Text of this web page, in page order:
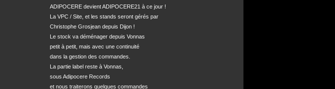
ADIPOCERE devient ADIPOCERE21 à ce jour !
La VPC / Site, et les stands seront gérés par
Christophe Grosjean depuis Dijon !
Le stock va déménager depuis Vonnas
petit à petit, mais avec une continuité
dans la gestion des commandes.
La partie label reste à Vonnas,
sous Adipocere Records
et nous traiterons quelques commandes